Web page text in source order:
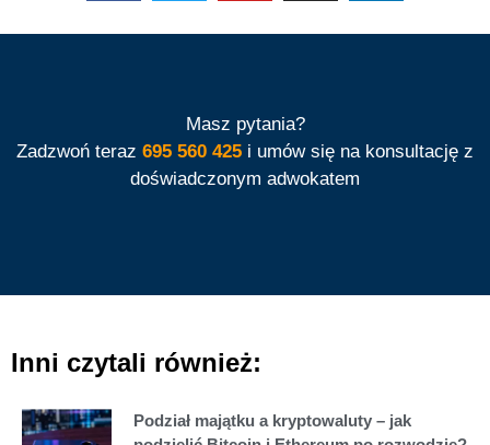
Masz pytania?
Zadzwoń teraz 695 560 425 i umów się na konsultację z
doświadczonym adwokatem
Inni czytali również:
Podział majątku a kryptowaluty – jak